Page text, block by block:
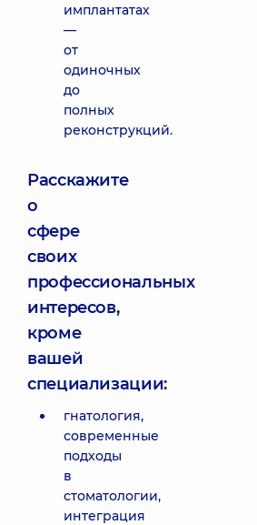
имплантатах
—
от
одиночных
до
полных
реконструкций.
Расскажите
о
сфере
своих
профессиональных
интересов,
кроме
вашей
специализации:
гнатология,
современные
подходы
в
стоматологии,
интеграция